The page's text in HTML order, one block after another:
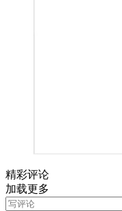
精彩评论
加载更多